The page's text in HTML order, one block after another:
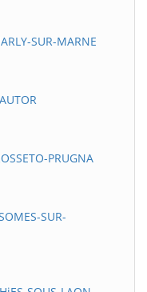
SUR-MARNE
PRUGNA
SUR-